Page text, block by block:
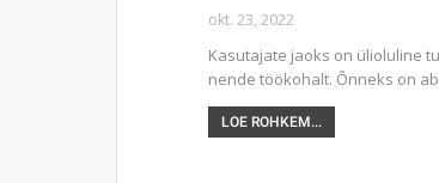
okt. 23, 2022
Kasutajate jaoks on ülioluline
nende töökohalt. Õnneks on
LOE ROHKEM...